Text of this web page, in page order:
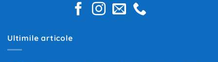
Ultimile articole